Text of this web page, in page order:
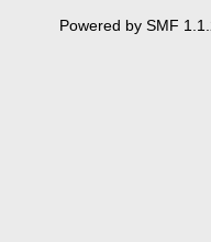
Powered by SMF